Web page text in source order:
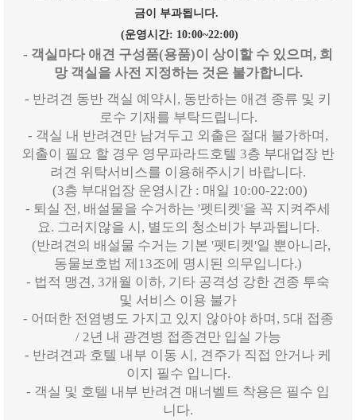
금이 부과됩니다.
(운영시간: 10:00~22:00)
- 객실마다 애견 구성품(용품)이 상이할 수 있으며, 희
망 객실을 사전 지정하는 것은 불가합니다.
- 반려견 동반 객실 예약시, 동반하는 애견 종류 및 키
로수 기재를 부탁드립니다.
- 객실 내 반려견만 남겨두고 외출은 절대 불가하며,
외출이 필요 할 경우 영무파라드호텔 3층 부대업장 반
려견 위탁서비스를 이용해주시기 바랍니다.
(3층 부대업장 운영시간 : 매일 10:00-22:00)
- 퇴실 전, 배설물을 수거하는 '펫티켓'을 꼭 지켜주세
요. 그러지않을 시, 별도의 청소비가 부과됩니다.
(반려견의 배설물 수거는 기본 '펫티켓'일 뿐아니라,
동물보호법 제13조에 명시된 의무입니다.)
- 법적 맹견, 3개월 이하, 기타 공격성 강한 견종 투숙
및 서비스 이용 불가
- 어떠한 전염병도 가지고 있지 않아야 하며, 5대 접종
/ 2년 내 광견병 접종견만 입실 가능
- 반려견과 호텔 내부 이동 시, 견주가 직접 안거나 케
이지 필수 입니다.
- 객실 및 호텔 내부 반려견 매너벨트 착용은 필수 입
니다.